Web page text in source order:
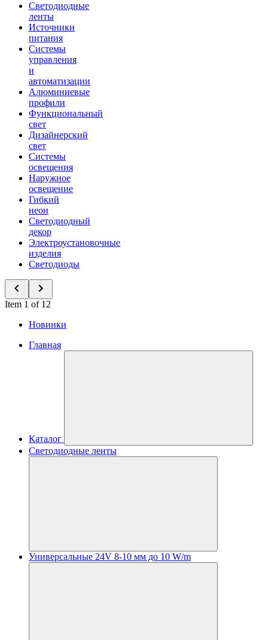
Светодиодные
ленты
Источники
питания
Системы
управления
и
автоматизации
Алюминиевые
профили
Функциональный
свет
Дизайнерский
свет
Системы
освещения
Наружное
освещение
Гибкий
неон
Светодиодный
декор
Электроустановочные
изделия
Светодиоды
Item 1 of 12
Новинки
Главная
Каталог
Светодиодные ленты
Универсальные 24V 8-10 мм до 10 W/m